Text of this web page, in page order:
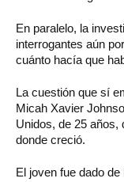
En paralelo, la
interrogantes aún
cuánto hacía que
La cuestión que sí
Micah Xavier
Unidos, de 25 años,
donde creció.
El joven fue dado